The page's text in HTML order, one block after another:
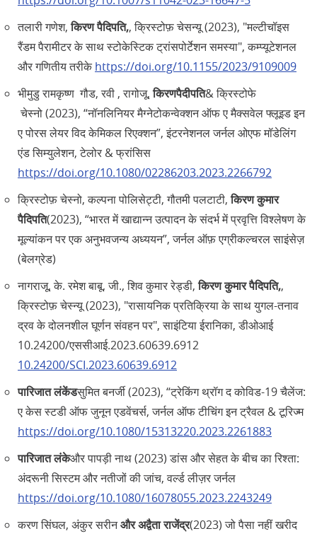
तलारी गणेश,किरण पैदिपति,, क्रिस्टोफ़ चेसन्यू (2023), "मल्टीचॉइस
रैंडम पैरामीटर के साथ स्टोकेस्टिक ट्रांसपोर्टेशन समस्या", कम्प्यूटेशनल
और गणितीय तरीके https://doi.org/10.1155/2023/9109009
भीमुडु रामकृष्ण गौड, रवी , रागोजू,किरणपैदीपति& क्रिस्टोफे
चेस्नो (2023), “नॉनलिनियर मैग्नेटोकन्वेक्शन ऑफ ए मैक्सवेल फ्लूइड इन
ए पोरस लेयर विद केमिकल रिएक्शन”, इंटरनेशनल जर्नल ओएफ मॉडेलिंग
एंड सिम्युलेशन, टेलोर & फ्रांसिस
https://doi.org/10.1080/02286203.2023.2266792
क्रिस्टोफ़ चेस्नो, कल्पना पोलिसेट्टी, गौतमी पलटाटी,किरण कुमार
पैदिपति(2023), “भारत में खाद्यान्न उत्पादन के संदर्भ में प्रवृत्ति विश्लेषण के
मूल्यांकन पर एक अनुभवजन्य अध्ययन”, जर्नल ऑफ़ एग्रीकल्चरल साइंसेज़
(बेलग्रेड)
नागराजू, के. रमेश बाबू, जी., शिव कुमार रेड्डी,किरण कुमार पैदिपति,,
क्रिस्टोफ़ चेस्न्यू (2023), "रासायनिक प्रतिक्रिया के साथ युगल-तनाव
द्रव के दोलनशील घूर्णन संवहन पर", साइंटिया ईरानिका, डीओआई
10.24200/एससीआई.2023.60639.6912
10.24200/SCI.2023.60639.6912
पारिजात लंकेंडसुमित बनर्जी (2023), “ट्रेकिंग थ्रॉग द कोविड-19 चैलेंज:
ए केस स्टडी ऑफ जुनून एडवेंचर्स, जर्नल ऑफ टीचिंग इन ट्रैवल & टूरिज्म
https://doi.org/10.1080/15313220.2023.2261883
पारिजात लंकेऔर पापड़ी नाथ (2023) डांस और सेहत के बीच का रिश्ता:
अंदरूनी सिस्टम और नतीजों की जांच, वर्ल्ड लीज़र जर्नल
https://doi.org/10.1080/16078055.2023.2243249
करण सिंघल, अंकुर सरीनऔर अद्वैता राजेंद्र(2023) जो पैसा नहीं खरीद